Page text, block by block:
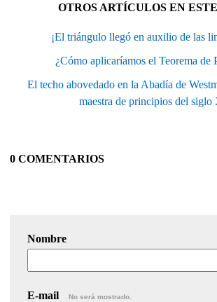
OTROS ARTÍCULOS EN
¡El triángulo llegó en auxilio de las
¿Cómo aplicaríamos el Teorema de
El techo abovedado en la Abadía de
maestra de principios del
0 COMENTARIOS
Nombre
E-mail No será mostrado.